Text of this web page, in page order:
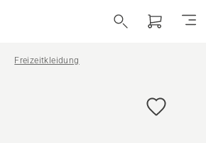
Freizeitkleidung